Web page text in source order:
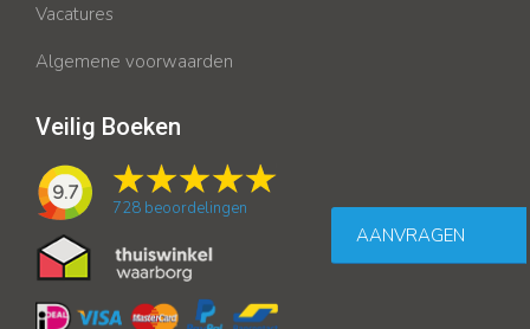
AANVRAGEN
Vacatures
Algemene voorwaarden
Veilig Boeken
9.7
728 beoordelingen